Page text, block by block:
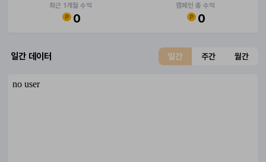
최근 1개월 수익
0
캠페인 총 수익
0
일간 데이터 일간 주간 월간